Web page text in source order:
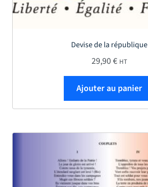
Devise de la république
29,90€ HT
Ajouter au panier